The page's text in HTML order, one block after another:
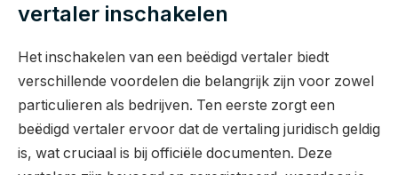
vertaler inschakelen
Het inschakelen van een beëdigd vertaler biedt
verschillende voordelen die belangrijk zijn voor zowel
particulieren als bedrijven. Ten eerste zorgt een
beëdigd vertaler ervoor dat de vertaling juridisch geldig
is, wat cruciaal is bij officiële documenten. Deze